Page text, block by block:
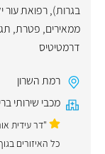
בגרות),רפואת עור
ממאירים, פטרת,
דרמטיטיס
רמת השרון
מכבי שירותי
"דר עידית
כל האיזורים